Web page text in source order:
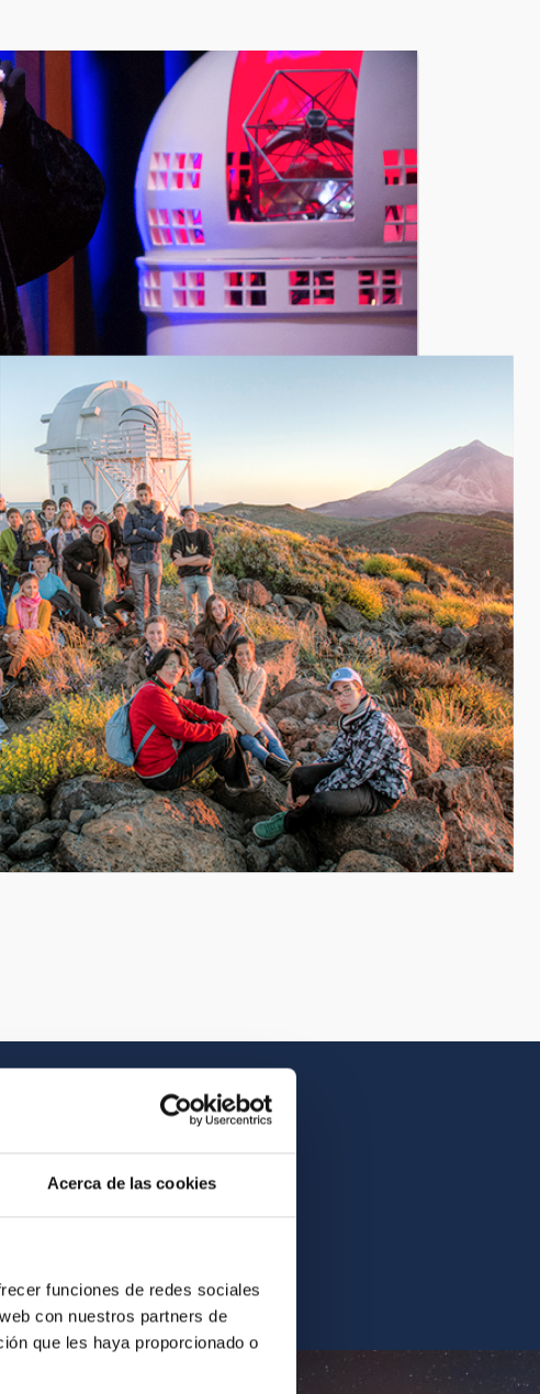
Acerca de las cookies
funciones de redes sociales
con nuestros partners de
que les haya proporcionado o